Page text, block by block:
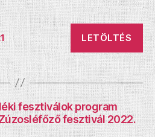
LETÖLTÉS
fesztiválok program
fesztivál 2022.